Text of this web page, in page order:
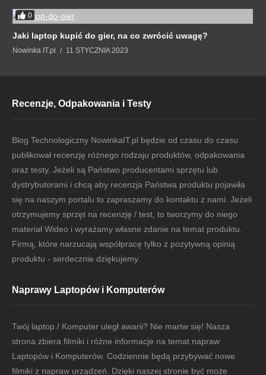
0
Jaki laptop kupić do gier, na co zwrócić uwagę?
Nowinka IT.pl 11 STYCZNIA 2023
Recenzje, Odpakowania i Testy
Blog Technologiczny NowinkaIT.pl będzie od czasu do czasu
publikował recenzję różnego rodzaju produktów, odpakowania
oraz testy. Jeżeli są Państwo producentami sprzętu lub
dystrybutorami i chcą aby recenzja Państwa produktu pojawiła
się na naszym portalu to zapraszamy do kontaktu z nami. Jeżeli
otrzymujemy sprzęt na recenzję / test, to tworzymy do niego
materiał Wideo i wyrażamy własne zdanie na temat produktu.
Firmą, które narzucają współpracę tylko z pozytywną opinią
produktu - serdecznie dziękujemy.
Naprawy Laptopów i Komputerów
Twój laptop / Komputer uległ awarii? Nie martw się! Nasza
strona zbiera filmiki i różne informacje na temat napraw
Laptopów i Komputerów. Codziennie będą przybywać nowe
filmiki z napraw urządzeń. Dzięki naszej stronie być może